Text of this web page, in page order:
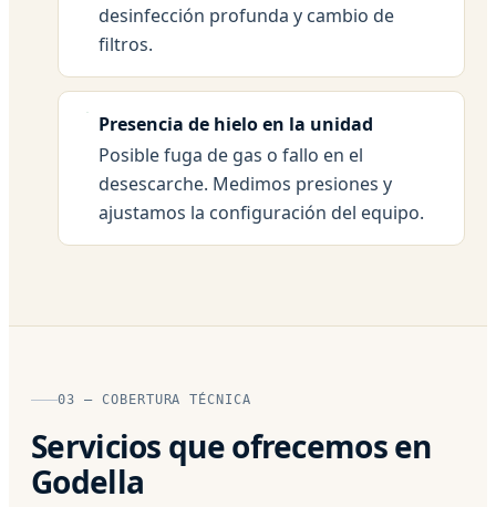
desinfección profunda y cambio de
filtros.
Presencia de hielo en la unidad
Posible fuga de gas o fallo en el
desescarche. Medimos presiones y
ajustamos la configuración del equipo.
03 — COBERTURA TÉCNICA
Servicios que ofrecemos en
Godella